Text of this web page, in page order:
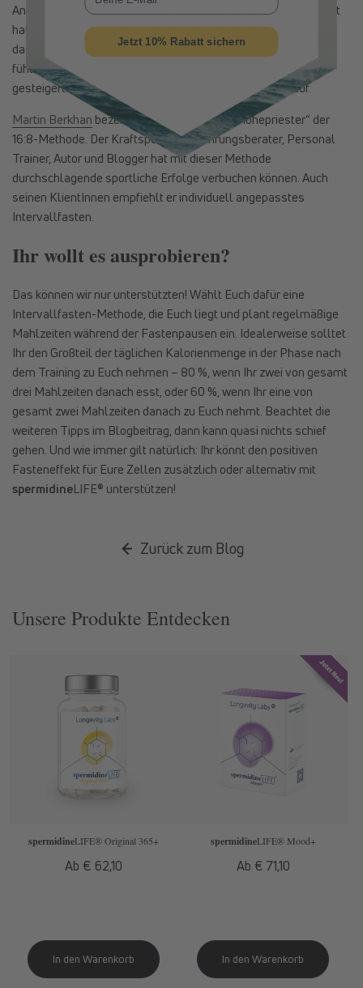
Anhänger des Intervallfastens. Nachdem er es selbst getestet
hatte, empfahl er es auch seinen SportlerInnen. Er berichtet,
dass er besser schläft und sich leichter, gesünder und vitaler
fühlt. Ferner hat sich seine Leistungsfähigkeit deutlich
gesteigert. Sowohl im Kraftraum als auch beim Waldlauf.
Martin Berkhan bezeichnet sich selbst als „Hohepriester“ der
16:8-Methode. Der Kraftsportler, Ernährungsberater, Personal
Trainer, Autor und Blogger hat mit dieser Methode
durchschlagende sportliche Erfolge verbuchen können. Auch
seinen KlientInnen empfiehlt er individuell angepasstes
Intervallfasten.
Ihr wollt es ausprobieren?
Das können wir nur unterstützten! Wählt Euch dafür eine
Intervallfasten-Methode, die Euch liegt und plant regelmäßige
Mahlzeiten während der Fastenpausen ein. Idealerweise solltet
Ihr den Großteil der täglichen Kalorienmenge in der Phase nach
dem Training zu Euch nehmen – 80 %, wenn Ihr zwei von gesamt
drei Mahlzeiten danach esst, oder 60 %, wenn Ihr eine von
gesamt zwei Mahlzeiten danach zu Euch nehmt. Beachtet die
weiteren Tipps im Blogbeitrag, dann kann quasi nichts schief
gehen. Und wie immer gilt natürlich: Ihr könnt den positiven
Fasteneffekt für Eure Zellen zusätzlich oder alternativ mit
spermidineLIFE® unterstützen!
Zurück zum Blog
Unsere Produkte Entdecken
spermidineLIFE® Original 365+
Normaler
Ab € 62,10
spermidineLIFE® Mood+
Normaler
Ab € 71,10
Jetzt 10% Rabatt sichern